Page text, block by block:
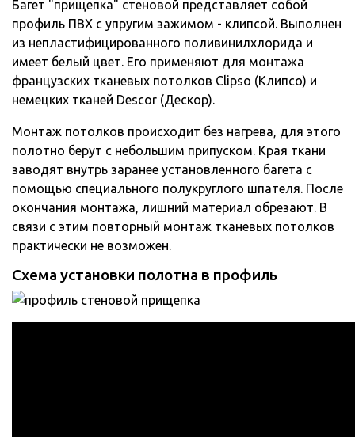
Багет "прищепка" стеновой представляет собой
профиль ПВХ с упругим зажимом - клипсой. Выполнен
из непластифицированного поливинилхлорида и
имеет белый цвет. Его применяют для монтажа
французских тканевых потолков Clipso (Клипсо) и
немецких тканей Descor (Дескор).
Монтаж потолков происходит без нагрева, для этого
полотно берут с небольшим припуском. Края ткани
заводят внутрь заранее установленного багета с
помощью специального полукруглого шпателя. После
окончания монтажа, лишний материал обрезают. В
связи с этим повторный монтаж тканевых потолков
практически не возможен.
Схема установки полотна в профиль